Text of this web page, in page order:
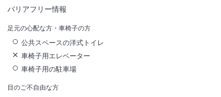
バリアフリー情報
足元の心配な方・車椅子の方
公共スペースの洋式トイレ
車椅子用エレベーター
車椅子用の駐車場
目のご不自由な方